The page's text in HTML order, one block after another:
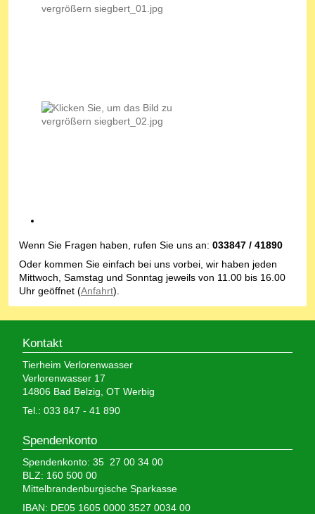
Wenn Sie Fragen haben, rufen Sie uns an: 033847 / 41890
Oder kommen Sie einfach bei uns vorbei, wir haben jeden
Mittwoch, Samstag und Sonntag jeweils von 11.00 bis 16.00
Uhr geöffnet (Anfahrt).
Kontakt
Tierheim Verlorenwasser
Verlorenwasser 17
14806 Bad Belzig, OT Werbig
Tel.: 033 847 - 41 890
Spendenkonto
Spendenkonto: 35 27 00 34 00
BLZ: 160 500 00
Mittelbrandenburgische Sparkasse
IBAN: DE05 1605 0000 3527 0034 00